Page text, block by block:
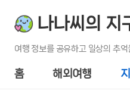
나나씨의 지
여행 정보를 공유하고 일상의 추억
홈 해외여행